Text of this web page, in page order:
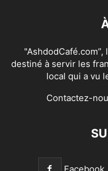
destiné à servir les
local qui a vu
Contactez-
Facebook